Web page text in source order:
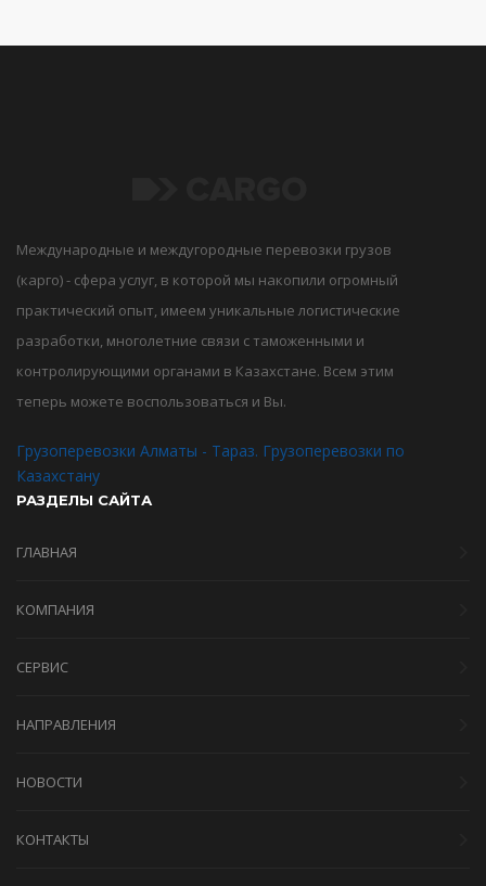
Международные и междугородные перевозки грузов
(карго) - сфера услуг, в которой мы накопили огромный
практический опыт, имеем уникальные логистические
разработки, многолетние связи с таможенными и
контролирующими органами в Казахстане. Всем этим
теперь можете воспользоваться и Вы.
Грузоперевозки Алматы - Тараз. Грузоперевозки по
Казахстану
РАЗДЕЛЫ САЙТА
ГЛАВНАЯ
КОМПАНИЯ
СЕРВИС
НАПРАВЛЕНИЯ
НОВОСТИ
КОНТАКТЫ